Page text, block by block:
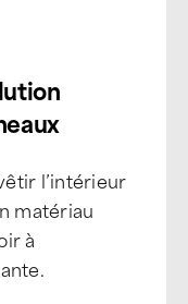
l’intérieur
matériau
à